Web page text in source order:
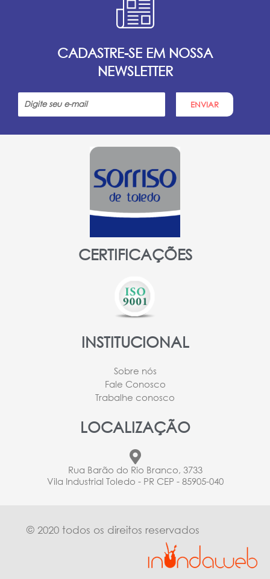
CADASTRE-SE EM NOSSA
NEWSLETTER
ENVIAR
CERTIFICAÇÕES
INSTITUCIONAL
Sobre nós
Fale Conosco
Trabalhe conosco
LOCALIZAÇÃO
Rua Barão do Rio Branco, 3733
Vila Industrial Toledo - PR CEP - 85905-040
© 2020 todos os direitos reservados